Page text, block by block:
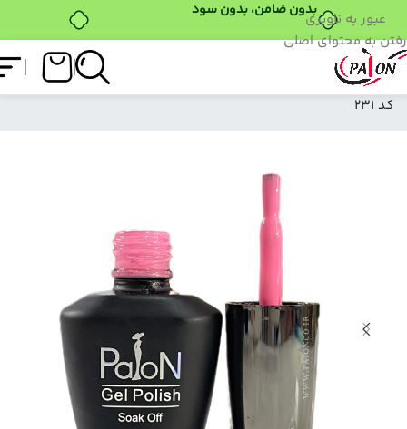
عبور به ناوبری
رفتن به محتوای اصلی
فروشگاه
لاک ژل نرمال پایون
کد 231